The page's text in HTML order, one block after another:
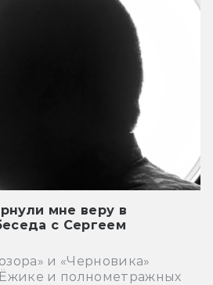
мне веру в
с Сергеем
и «Черновика»
и полнометражных